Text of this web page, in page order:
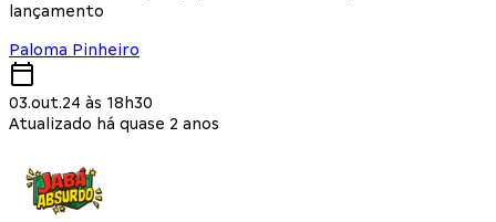
lançamento
Paloma Pinheiro
03.out.24 às 18h30
Atualizado há quase 2 anos